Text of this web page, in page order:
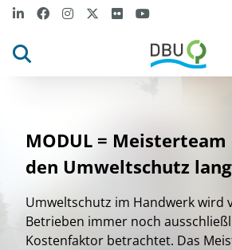
MODUL =
den Umweltschutz
Umweltschutz im Handwerk wird
Betrieben immer noch
Kostenfaktor betrachtet. Das